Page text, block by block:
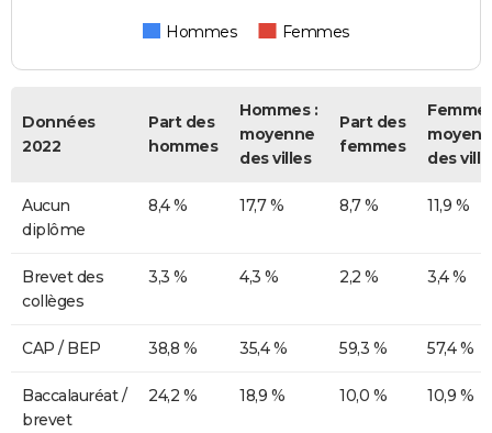
Hommes Femmes
Données
2022
Part des
hommes
Hommes :
moyenne
des villes
Part des
femmes
des
Aucun
diplôme
8,4 % 17,7 % 8,7 % 11,9 %
Brevet des
collèges
3,3 % 4,3 % 2,2 % 3,4 %
CAP / BEP 38,8 % 35,4 % 59,3 % 57,4 %
Baccalauréat /
brevet
24,2 % 18,9 % 10,0 % 10,9 %